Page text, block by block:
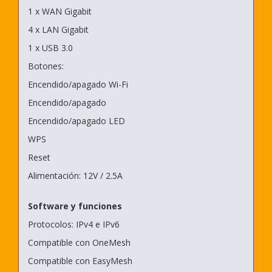
1 x WAN Gigabit
4 x LAN Gigabit
1 x USB 3.0
Botones:
Encendido/apagado Wi-Fi
Encendido/apagado
Encendido/apagado LED
WPS
Reset
Alimentación: 12V / 2.5A
Software y funciones
Protocolos: IPv4 e IPv6
Compatible con OneMesh
Compatible con EasyMesh